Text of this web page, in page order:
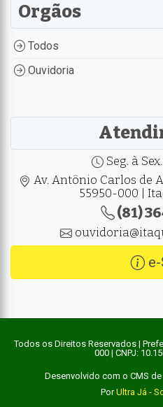
Orgãos
Todos
Ouvidoria
Seg. à
Av. Antônio Carlos de
55950-000 |
(81)
Todos os Direitos Reservados |
000 | CNPJ:
Desenvolvido com o CMS
PorUltra Já -